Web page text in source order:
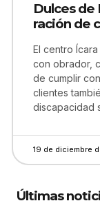
Dulces de
ración de
El centro
con obrador,
de cumplir
clientes
discapacidad
19 de diciembre
Últimas